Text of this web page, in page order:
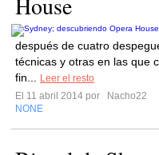
después de cuatro
técnicas y otras en las que
fin...
Leer el resto
El 11 abril 2014 por
Nacho22
NONE